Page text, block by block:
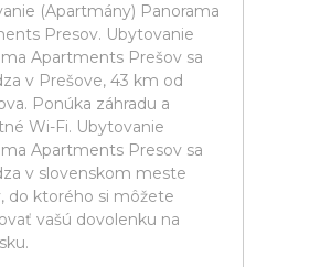
(Apartmány) Panorama
Presov. Ubytovanie
Apartments Prešov sa
v Prešove, 43 km od
Ponúka záhradu a
Wi-Fi. Ubytovanie
Apartments Presov sa
v slovenskom meste
do ktorého si môžete
vašú dovolenku na